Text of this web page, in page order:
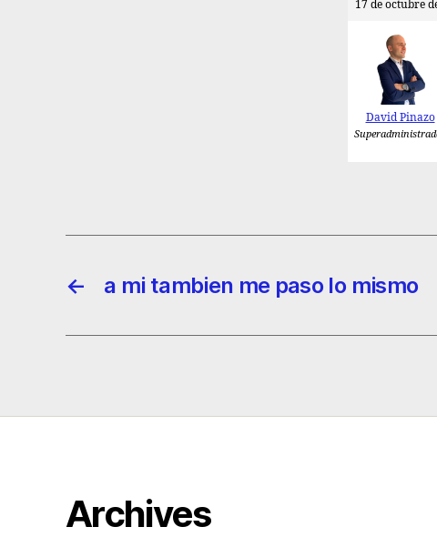
17 de octubre
David Pinazo
← a mi tambien me paso lo mismo
Archives